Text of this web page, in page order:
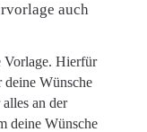
auch
Vorlage. Hierfür
Wünsche
an der
deine Wünsche